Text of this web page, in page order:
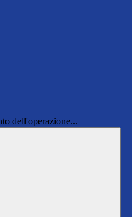
dell'operazione...